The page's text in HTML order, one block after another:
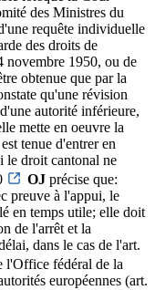
des Ministres du
requête individuelle
des droits de
novembre 1950, ou de
obtenue que par la
qu'une révision
autorité inférieure,
mette en oeuvre la
tenue d'entrer en
le droit cantonal ne
OJ précise que:
preuve à l'appui, le
en temps utile; elle doit
de l'arrêt et la
dans le cas de l'art.
l'Office fédéral de la
européennes (art.